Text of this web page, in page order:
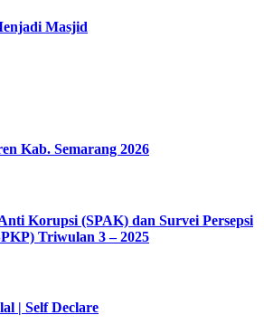
Masjid
Kab. Semarang 2026
Korupsi (SPAK) dan Survei Persepsi
Triwulan 3 – 2025
| Self Declare